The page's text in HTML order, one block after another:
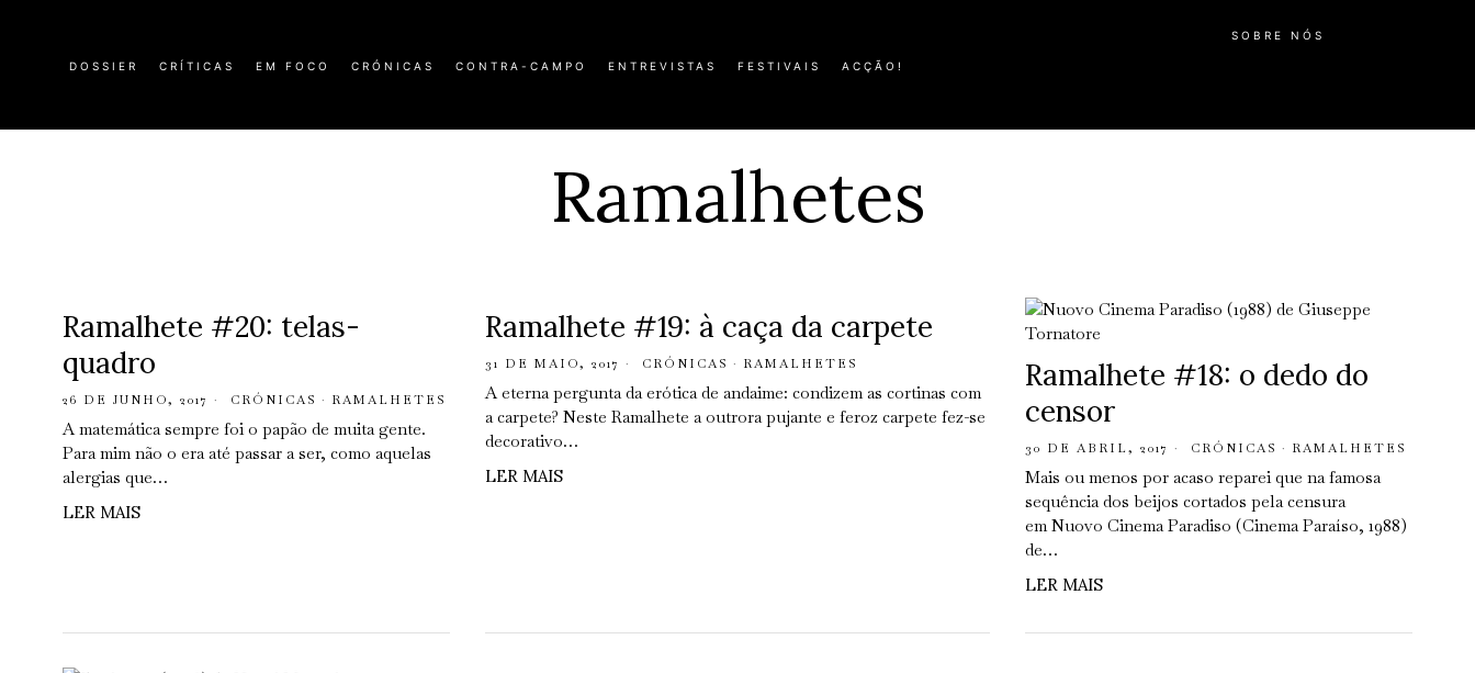
DOSSIER CRÍTICAS EM FOCO CRÓNICAS CONTRA-CAMPO ENTREVISTAS FESTIVAIS ACÇÃO!
SOBRE NÓS
Ramalhetes
Ramalhete #20: telas-
quadro
26 DE JUNHO, 2017 CRÓNICAS · RAMALHETES
A matemática sempre foi o papão de muita gente.
Para mim não o era até passar a ser, como aquelas
alergias que…
LER MAIS
Ramalhete #19: à caça da carpete
31 DE MAIO, 2017 CRÓNICAS · RAMALHETES
A eterna pergunta da erótica de andaime: condizem as cortinas com
a carpete? Neste Ramalhete a outrora pujante e feroz carpete fez-se
decorativo…
LER MAIS
Ramalhete #18: o dedo do
censor
30 DE ABRIL, 2017 CRÓNICAS · RAMALHETES
Mais ou menos por acaso reparei que na famosa
sequência dos beijos cortados pela censura
em Nuovo Cinema Paradiso (Cinema Paraíso, 1988)
de…
LER MAIS